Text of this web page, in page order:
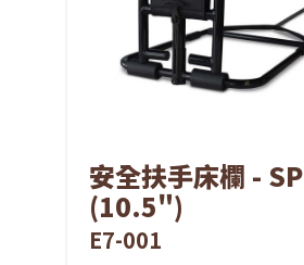
安全扶手床欄 - SP
(10.5")
E7-001